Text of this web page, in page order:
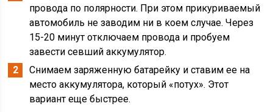
провода по полярности. При этом прикуриваемый
автомобиль не заводим ни в коем случае. Через
15-20 минут отключаем провода и пробуем
завести севший аккумулятор.
Снимаем заряженную батарейку и ставим ее на
место аккумулятора, который «потух». Этот
вариант еще быстрее.